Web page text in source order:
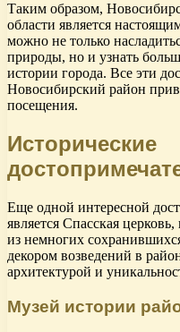
Таким образом,
области является
можно не только
природы, но и узнать
истории города. Все эти
Новосибирский район
посещения.
Исторические
Еще одной интересной
является Спасская
из немногих
декором возведений в
архитектурой и
Музей истории